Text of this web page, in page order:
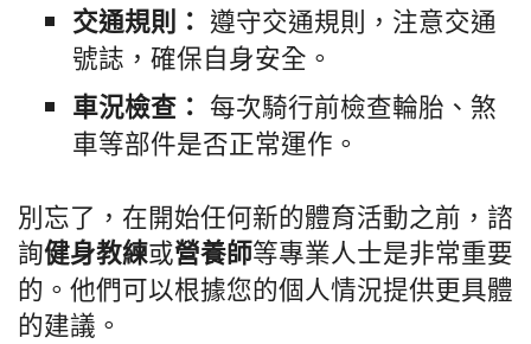
交通規則： 遵守交通規則，注意交通
號誌，確保自身安全。
車況檢查： 每次騎行前檢查輪胎、煞
車等部件是否正常運作。
別忘了，在開始任何新的體育活動之前，諮
詢健身教練或營養師等專業人士是非常重要
的。他們可以根據您的個人情況提供更具體
的建議。